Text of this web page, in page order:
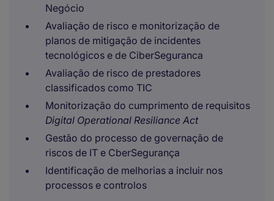
Negócio
Avaliação de risco e monitorização de
planos de mitigação de incidentes
tecnológicos e de CiberSeguranca
Avaliação de risco de prestadores
classificados como TIC
Monitorização do cumprimento de requisitos
Digital Operational Resiliance Act
Gestão do processo de governação de
riscos de IT e CberSegurança
Identificação de melhorias a incluir nos
processos e controlos